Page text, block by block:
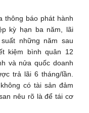
thông báo phát hành
kỳ hạn ba năm, lãi
những năm sau
kiệm bình quân 12
và nửa quốc doanh
trả lãi 6 tháng/lần.
có tài sản đảm
nêu rõ là để tái cơ